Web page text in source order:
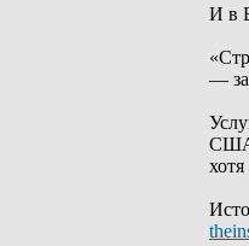
И в
—
США.